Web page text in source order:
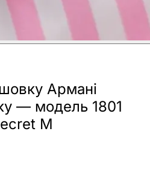
Армані
— модель 1801
M